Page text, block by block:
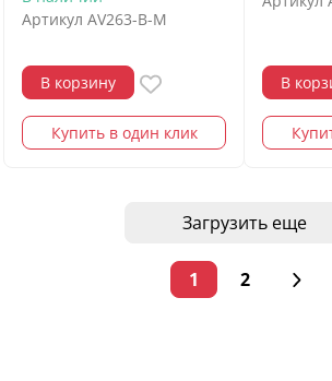
Артикул AV263-B-M
В корзину
Купить в один клик
В
Загрузить еще
1 2